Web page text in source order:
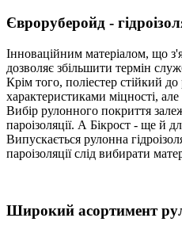
Євроруберойд -
Інноваційним матеріалом, що
дозволяє збільшити термін
Крім того, поліестер стійкий
характеристиками міцності,
Вибір рулонного покриття
пароізоляції. А Бікрост - ще й
Випускається рулонна
пароізоляції слід вибирати
Широкий асортимент